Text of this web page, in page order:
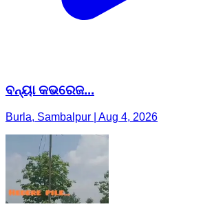
ବନ୍ୟା କଭରେଜ...
Burla, Sambalpur | Aug 4, 2026